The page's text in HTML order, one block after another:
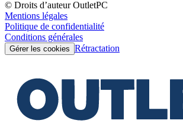
© Droits d’auteur OutletPC
Mentions légales
Politique de confidentialité
Conditions générales
Gérer les cookies Rétractation